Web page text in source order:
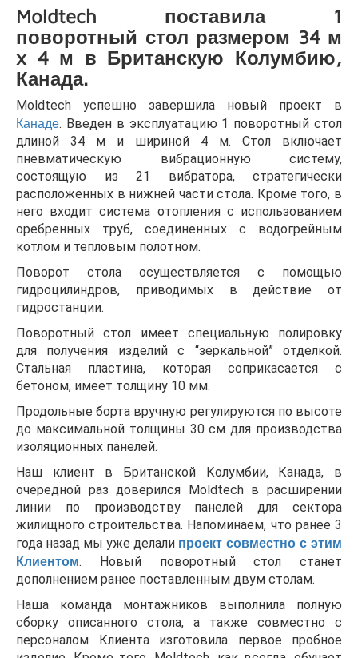
Moldtech поставила 1
поворотный стол размером 34 м
x 4 м в Британскую Колумбию,
Канада.
Moldtech успешно завершила новый проект в
Канаде. Введен в эксплуатацию 1 поворотный стол
длиной 34 м и шириной 4 м. Стол включает
пневматическую вибрационную систему,
состоящую из 21 вибратора, стратегически
расположенных в нижней части стола. Кроме того, в
него входит система отопления с использованием
оребренных труб, соединенных с водогрейным
котлом и тепловым полотном.
Поворот стола осуществляется с помощью
гидроцилиндров, приводимых в действие от
гидростанции.
Поворотный стол имеет специальную полировку
для получения изделий с “зеркальной” отделкой.
Стальная пластина, которая соприкасается с
бетоном, имеет толщину 10 мм.
Продольные борта вручную регулируются по высоте
до максимальной толщины 30 см для производства
изоляционных панелей.
Наш клиент в Британской Колумбии, Канада, в
очередной раз доверился Moldtech в расширении
линии по производству панелей для сектора
жилищного строительства. Напоминаем, что ранее 3
года назад мы уже делали проект совместно с этим
Клиентом. Новый поворотный стол станет
дополнением ранее поставленным двум столам.
Наша команда монтажников выполнила полную
сборку описанного стола, а также совместно с
персоналом Клиента изготовила первое пробное